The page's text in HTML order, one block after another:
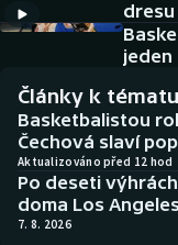
Americký fotbal
Baseball a softbal
Basketbal
Biatlon
NEPŘEHLÉDNĚTE
Soutěže
Historické návraty
Aplikace ČT sport
dresu
jeden
Články k tématu
Basketbalistou
Čechová slaví
Aktualizováno před 12 hod
Po deseti
doma Los
7. 8. 2026